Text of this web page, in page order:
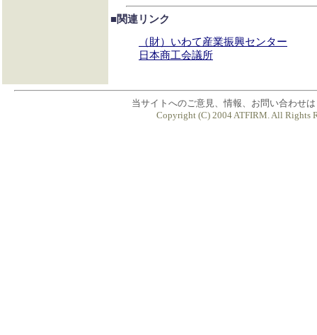
■関連リンク
（財）いわて産業振興センター
日本商工会議所
当サイトへのご意見、情報、お問い合わせは
Copyright (C) 2004 ATFIRM. All Rights